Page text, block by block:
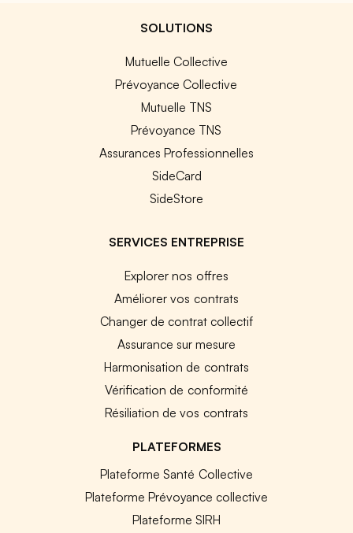
SOLUTIONS
Mutuelle Collective
Prévoyance Collective
Mutuelle TNS
Prévoyance TNS
Assurances Professionnelles
SideCard
SideStore
SERVICES ENTREPRISE
Explorer nos offres
Améliorer vos contrats
Changer de contrat collectif
Assurance sur mesure
Harmonisation de contrats
Vérification de conformité
Résiliation de vos contrats
PLATEFORMES
Plateforme Santé Collective
Plateforme Prévoyance collective
Plateforme SIRH